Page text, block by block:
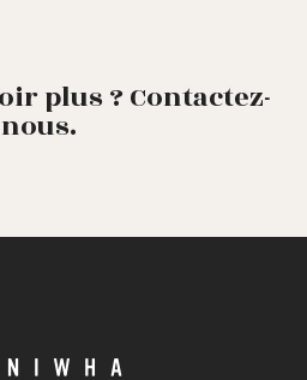
plus ? Contactez-
nous.